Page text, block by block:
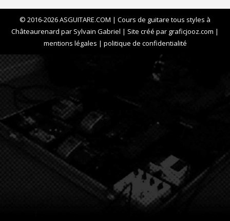
© 2016-2026 ASGUITARE.COM | Cours de guitare tous styles à
Châteaurenard par Sylvain Gabriel | Site créé par graficjooz.com |
mentions légales | politique de confidentialité